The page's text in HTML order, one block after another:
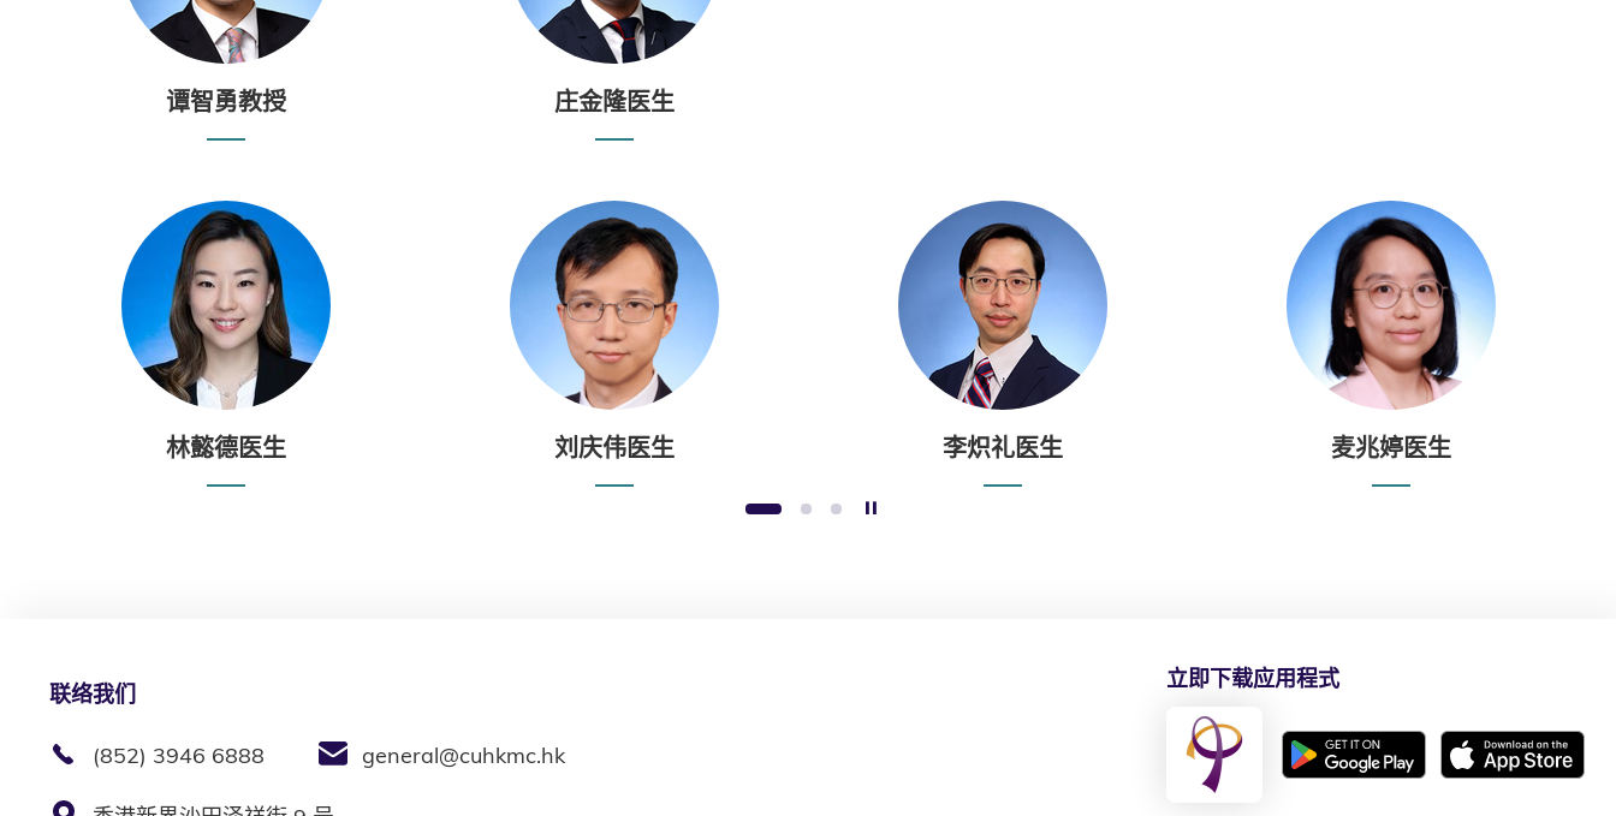
谭智勇教授 庄金隆医生
林懿德医生 刘庆伟医生 李炽礼医生 麦兆婷医生
1 2 3
联络我们
(852) 3946 6888 general@cuhkmc.hk
立即下载应用程式